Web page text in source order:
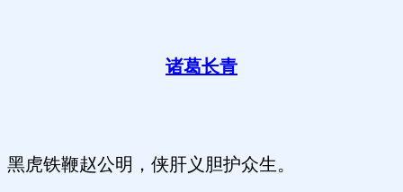
诸葛长青
黑虎铁鞭赵公明，侠肝义胆护众生。